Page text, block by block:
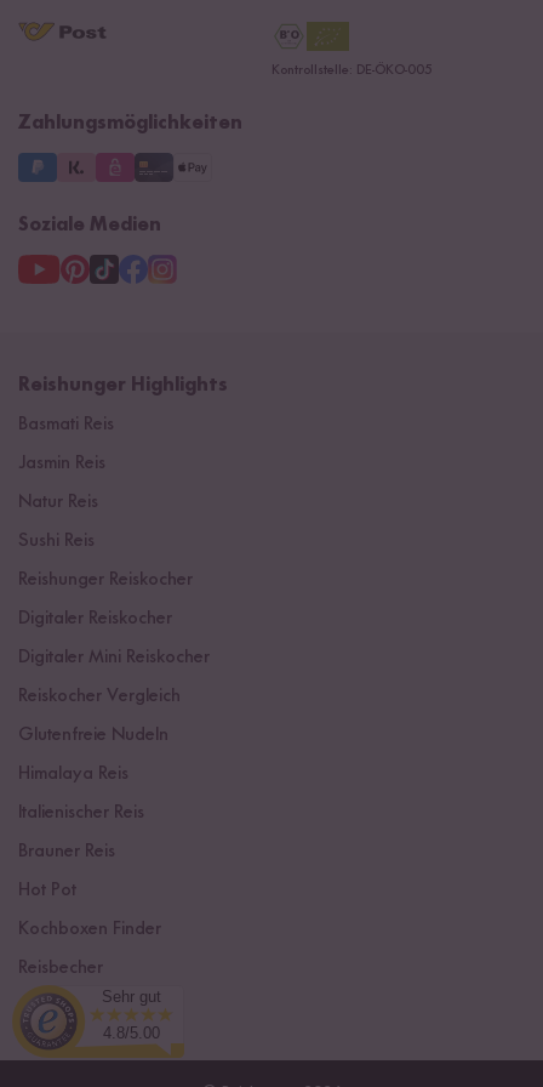
Reishunger Gutscheine
Kontrollstelle: DE-ÖKO-005
Zahlungsmöglichkeiten
Soziale Medien
Reishunger Highlights
Basmati Reis
Jasmin Reis
Natur Reis
Sushi Reis
Reishunger Reiskocher
Digitaler Reiskocher
Digitaler Mini Reiskocher
Reiskocher Vergleich
Glutenfreie Nudeln
Himalaya Reis
Italienischer Reis
Brauner Reis
Hot Pot
Kochboxen Finder
Reisbecher
Sushi Einsteiger Box
Sehr gut
4.8/5.00